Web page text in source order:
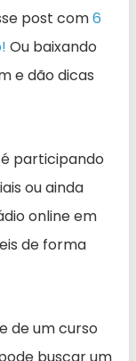
post com6
Ou baixando
e dão dicas
participando
ou ainda
online em
de forma
de um curso